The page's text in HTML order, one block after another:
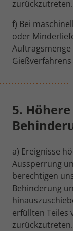
zurückzutreten.
f) Bei
oder
Gießverfahrens
5.
a) Ereignisse
Aussperrung
berechtigen
Behinderung
erfüllten Teiles
zurückzutreten.